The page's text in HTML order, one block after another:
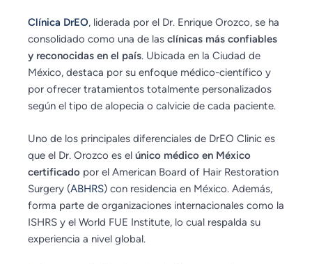
Clínica DrEO, liderada por el Dr. Enrique Orozco, se ha
consolidado como una de las clínicas más confiables
y reconocidas en el país. Ubicada en la Ciudad de
México, destaca por su enfoque médico-científico y
por ofrecer tratamientos totalmente personalizados
según el tipo de alopecia o calvicie de cada paciente.
Uno de los principales diferenciales de DrEO Clinic es
que el Dr. Orozco es el único médico en México
certificado por el American Board of Hair Restoration
Surgery (ABHRS) con residencia en México. Además,
forma parte de organizaciones internacionales como la
ISHRS y el World FUE Institute, lo cual respalda su
experiencia a nivel global.